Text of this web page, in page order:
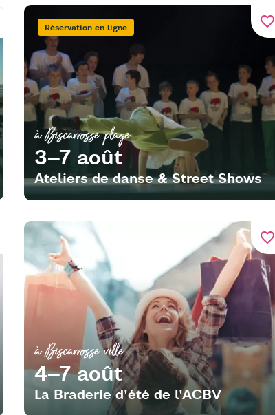
favorite_border
Réservation en ligne
à Biscarrosse plage
3–7 août
Ateliers de danse & Street Shows
favorite_border
à Biscarrosse ville
4–7 août
La Braderie d'été de l'ACBV